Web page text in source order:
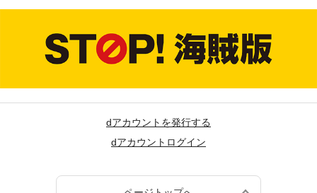
dアカウントを発行する
dアカウントログイン